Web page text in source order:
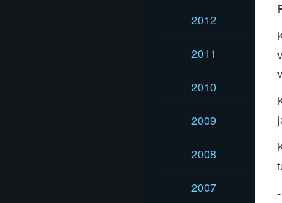
2012
2011
2010
2009
2008
2007